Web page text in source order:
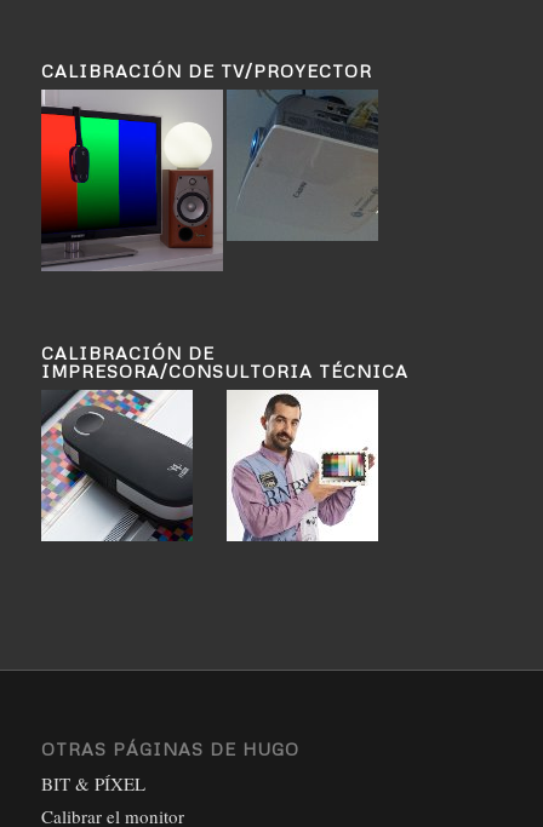
CALIBRACIÓN DE TV/PROYECTOR
CALIBRACIÓN DE
IMPRESORA/CONSULTORIA TÉCNICA
OTRAS PÁGINAS DE HUGO
BIT & PÍXEL
Calibrar el monitor